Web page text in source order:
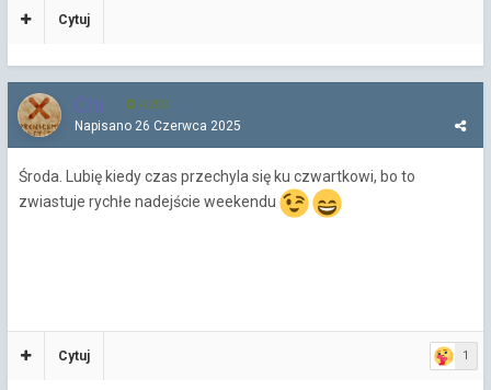
Cytuj
Chi 4 252
Napisano 26 Czerwca 2025
Środa. Lubię kiedy czas przechyla się ku czwartkowi, bo to
zwiastuje rychłe nadejście weekendu
1
Cytuj